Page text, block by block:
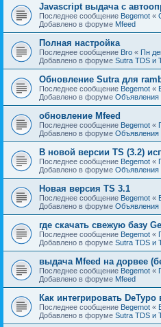
Javascript выдача с
Последнее сообщение Begemot «
Добавлено в форуме Mfeed
Полная настройка
Последнее сообщение Bro « Пн
Добавлено в форуме Sutra TDS и
Обновление Sutra для
Последнее сообщение Begemot «
Добавлено в форуме Объявления
обновление Mfeed
Последнее сообщение Begemot «
Добавлено в форуме Объявления
В новой версии TS (3.2)
Последнее сообщение Begemot «
Добавлено в форуме Объявления
Новая версия TS 3.1
Последнее сообщение Begemot «
Добавлено в форуме Объявления
где скачать свежую базу
Последнее сообщение Begemot «
Добавлено в форуме Sutra TDS и
выдача Mfeed на дорвее
Последнее сообщение Begemot «
Добавлено в форуме Mfeed
Как интегрировать DeTypo
Последнее сообщение Begemot «
Добавлено в форуме Sutra TDS и